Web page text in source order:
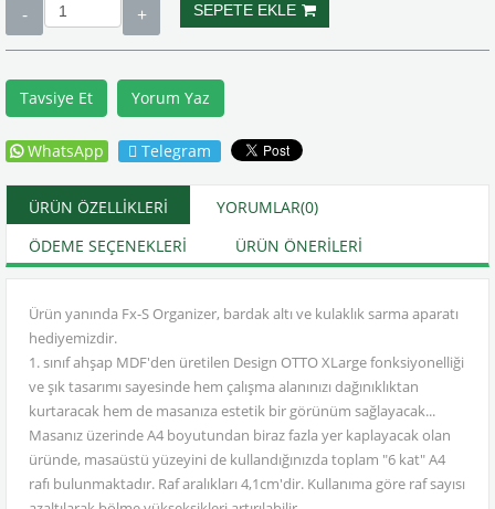
Tavsiye Et Yorum Yaz
WhatsApp Telegram
ÜRÜN ÖZELLIKLERI YORUMLAR(0)
ÖDEME SEÇENEKLERI
ÜRÜN ÖNERILERI
Ürün yanında Fx-S Organizer, bardak altı ve kulaklık sarma aparatı
hediyemizdir.
1. sınıf ahşap MDF'den üretilen Design OTTO XLarge fonksiyonelliği
ve şık tasarımı sayesinde hem çalışma alanınızı dağınıklıktan
kurtaracak hem de masanıza estetik bir görünüm sağlayacak...
Masanız üzerinde A4 boyutundan biraz fazla yer kaplayacak olan
üründe, masaüstü yüzeyini de kullandığınızda toplam "6 kat" A4
rafı bulunmaktadır. Raf aralıkları 4,1cm'dir. Kullanıma göre raf sayısı